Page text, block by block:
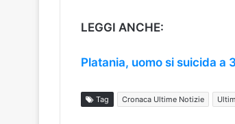
LEGGI ANCHE:
Platania, uomo si suicida a
Tag Cronaca Ultime Notizie